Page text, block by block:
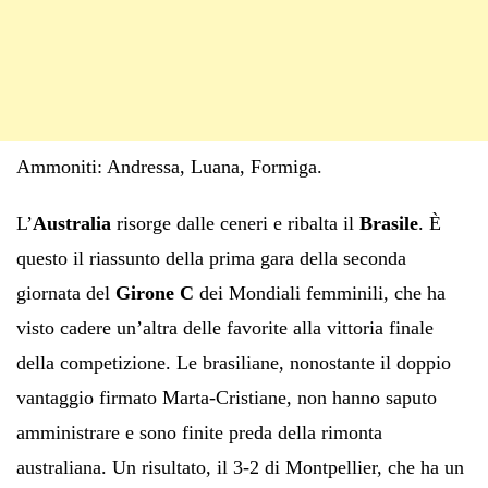
Ammoniti: Andressa, Luana, Formiga.
L’Australia risorge dalle ceneri e ribalta il Brasile. È
questo il riassunto della prima gara della seconda
giornata del Girone C dei Mondiali femminili, che ha
visto cadere un’altra delle favorite alla vittoria finale
della competizione. Le brasiliane, nonostante il doppio
vantaggio firmato Marta-Cristiane, non hanno saputo
amministrare e sono finite preda della rimonta
australiana. Un risultato, il 3-2 di Montpellier, che ha un